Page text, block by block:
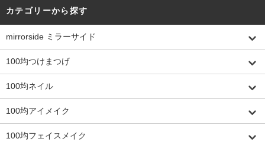
カテゴリーから探す
mirrorside ミラーサイド
100均つけまつげ
100均ネイル
100均アイメイク
100均フェイスメイク